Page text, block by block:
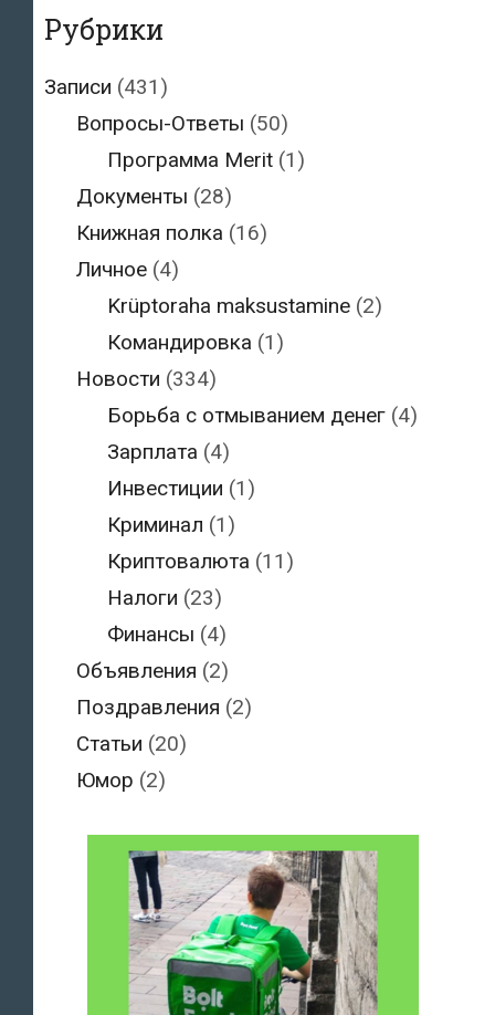
Рубрики
Записи (431)
Вопросы-Ответы (50)
Программа Merit (1)
Документы (28)
Книжная полка (16)
Личное(4)
Krüptoraha maksustamine (2)
Командировка (1)
Новости (334)
Борьба с отмыванием денег (4)
Зарплата (4)
Инвестиции (1)
Криминал (1)
Криптовалюта (11)
Налоги (23)
Финансы (4)
Объявления (2)
Поздравления (2)
Статьи (20)
Юмор (2)